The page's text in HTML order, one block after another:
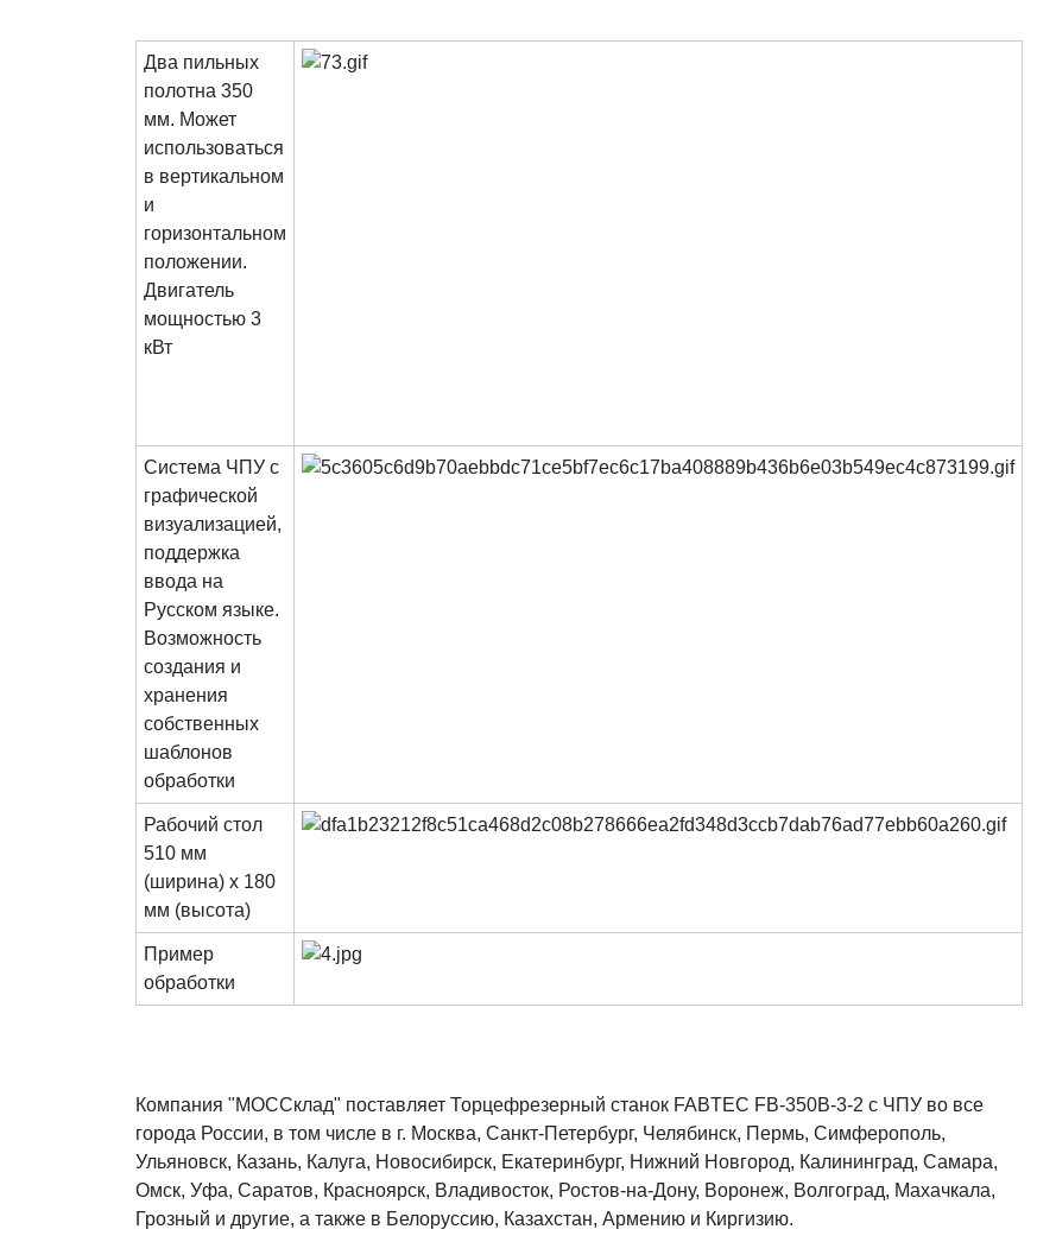
Два пильных
полотна 350
мм. Может
использоваться
в вертикальном
и
горизонтальном
положении.
Двигатель
мощностью 3
кВт
Система ЧПУ с
графической
визуализацией,
поддержка
ввода на
Русском языке.
Возможность
создания и
хранения
собственных
шаблонов
обработки
Рабочий стол
510 мм
(ширина) х 180
мм (высота)
Пример
обработки
Компания "МОССклад" поставляет Торцефрезерный станок FABTEC FB-350B-3-2 с ЧПУ во все
города России, в том числе в г. Москва, Санкт-Петербург, Челябинск, Пермь, Симферополь,
Ульяновск, Казань, Калуга, Новосибирск, Екатеринбург, Нижний Новгород, Калининград, Самара,
Омск, Уфа, Саратов, Красноярск, Владивосток, Ростов-на-Дону, Воронеж, Волгоград, Махачкала,
Грозный и другие, а также в Белоруссию, Казахстан, Армению и Киргизию.